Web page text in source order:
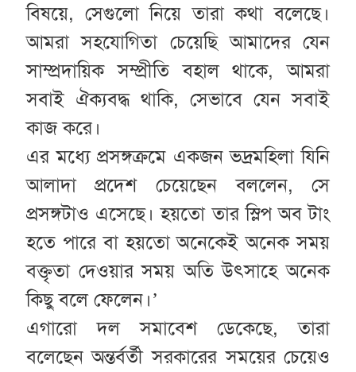
বিষয়ে, সেগুলো নিয়ে তারা কথা বলেছে।
আমরা সহযোগিতা চেয়েছি আমাদের যেন
সাম্প্রদায়িক সম্প্রীতি বহাল থাকে, আমরা
সবাই ঐক্যবদ্ধ থাকি, সেভাবে যেন সবাই
কাজ করে।
এর মধ্যে প্রসঙ্গক্রমে একজন ভদ্রমহিলা যিনি
আলাদা প্রদেশ চেয়েছেন বললেন, সে
প্রসঙ্গটাও এসেছে। হয়তো তার স্লিপ অব টাং
হতে পারে বা হয়তো অনেকেই অনেক সময়
বক্তৃতা দেওয়ার সময় অতি উৎসাহে অনেক
কিছু বলে ফেলেন।’
এগারো দল সমাবেশ ডেকেছে, তারা
বলেছেন অন্তর্বর্তী সরকারের সময়ের চেয়েও